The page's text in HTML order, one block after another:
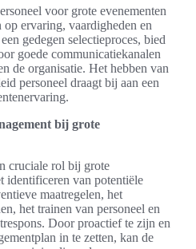
voor grote evenementen
ervaring, vaardigheden en
gedegen selectieproces, bied
goede communicatiekanalen
de organisatie. Het hebben van
personeel draagt bij aan een
bij grote
cruciale rol bij grote
identificeren van potentiële
maatregelen, het
het trainen van personeel en
Door proactief te zijn en
in te zetten, kan de